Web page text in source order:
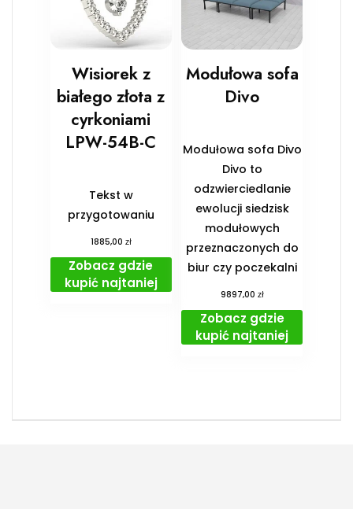
Wisiorek z
białego złota z
cyrkoniami
LPW-54B-C
Tekst w
przygotowaniu
1885,00 zł
Zobacz gdzie
kupić najtaniej
Modułowa sofa
Divo
Modułowa sofa Divo
Divo to
odzwierciedlanie
ewolucji siedzisk
modułowych
przeznaczonych do
biur czy poczekalni
9897,00 zł
Zobacz gdzie
kupić najtaniej